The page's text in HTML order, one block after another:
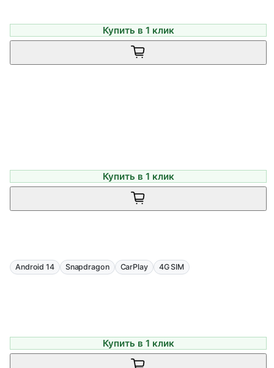
Купить в 1 клик
Купить в 1 клик
Android 14 Snapdragon CarPlay 4G SIM
Купить в 1 клик